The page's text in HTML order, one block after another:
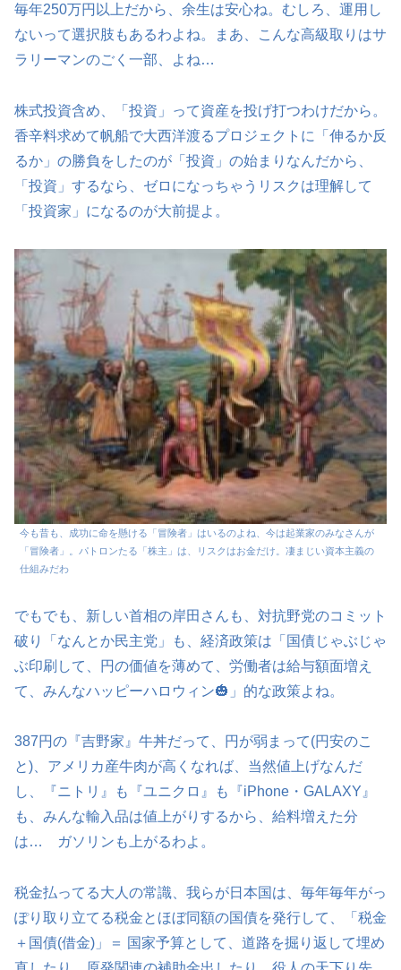
毎年250万円以上だから、余生は安心ね。むしろ、運用し
ないって選択肢もあるわよね。まあ、こんな高級取りはサ
ラリーマンのごく一部、よね…
株式投資含め、「投資」って資産を投げ打つわけだから。
香辛料求めて帆船で大西洋渡るプロジェクトに「伸るか反
るか」の勝負をしたのが「投資」の始まりなんだから、
「投資」するなら、ゼロになっちゃうリスクは理解して
「投資家」になるのが大前提よ。
今も昔も、成功に命を懸ける「冒険者」はいるのよね、今は起業家のみなさんが
「冒険者」。パトロンたる「株主」は、リスクはお金だけ。凄まじい資本主義の
仕組みだわ
でもでも、新しい首相の岸田さんも、対抗野党のコミット
破り「なんとか民主党」も、経済政策は「国債じゃぶじゃ
ぶ印刷して、円の価値を薄めて、労働者は給与額面増え
て、みんなハッピーハロウィン🎃」的な政策よね。
387円の『吉野家』牛丼だって、円が弱まって(円安のこ
と)、アメリカ産牛肉が高くなれば、当然値上げなんだ
し、『ニトリ』も『ユニクロ』も『iPhone・GALAXY』
も、みんな輸入品は値上がりするから、給料増えた分
は… ガソリンも上がるわよ。
税金払ってる大人の常識、我らが日本国は、毎年毎年がっ
ぽり取り立てる税金とほぼ同額の国債を発行して、「税金
＋国債(借金)」＝ 国家予算として、道路を掘り返して埋め